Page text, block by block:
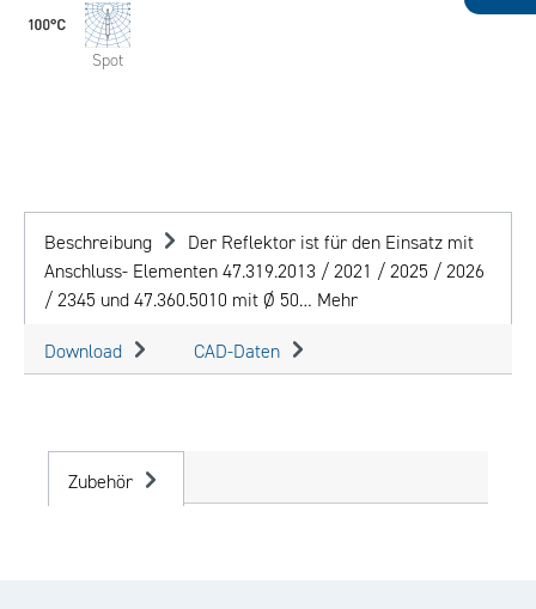
Spot
Beschreibung
Der Reflektor ist für den Einsatz mit
Anschluss- Elementen 47.319.2013 / 2021 / 2025 / 2026
/ 2345 und 47.360.5010 mit Ø 50… Mehr
Download CAD-Daten
Zubehör